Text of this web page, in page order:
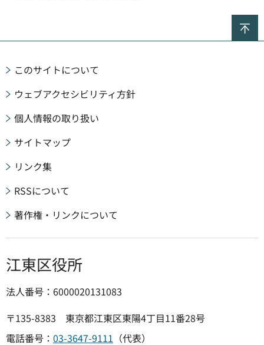
このサイトについて
ウェブアクセシビリティ方針
個人情報の取り扱い
サイトマップ
リンク集
RSSについて
著作権・リンクについて
江東区役所
法人番号：6000020131083
〒135-8383 東京都江東区東陽4丁目11番28号
電話番号： 03-3647-9111 （代表）